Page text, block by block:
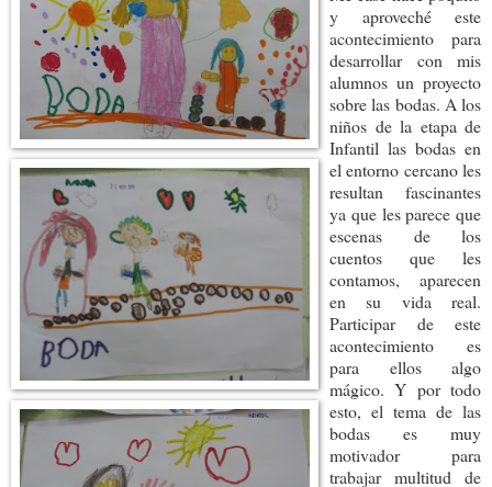
y aproveché este
acontecimiento para
desarrollar con mis
alumnos un proyecto
sobre las bodas. A los
niños de la etapa de
Infantil las bodas en
el entorno cercano les
resultan fascinantes
ya que les parece que
escenas de los
cuentos que les
contamos, aparecen
en su vida real.
Participar de este
acontecimiento es
para ellos algo
mágico. Y por todo
esto, el tema de las
bodas es muy
motivador para
trabajar multitud de